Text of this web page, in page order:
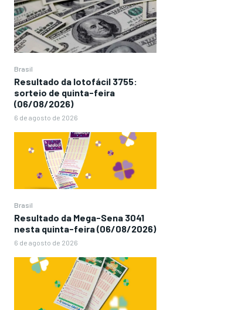
Brasil
Resultado da lotofácil 3755:
sorteio de quinta-feira
(06/08/2026)
6 de agosto de 2026
Brasil
Resultado da Mega-Sena 3041
nesta quinta-feira (06/08/2026)
6 de agosto de 2026